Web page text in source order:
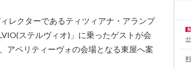
レクターであるティツィアナ・アランプ
ステルヴィオ)」に乗ったゲストが会
アペリティーヴォの会場となる東屋へ案
せ